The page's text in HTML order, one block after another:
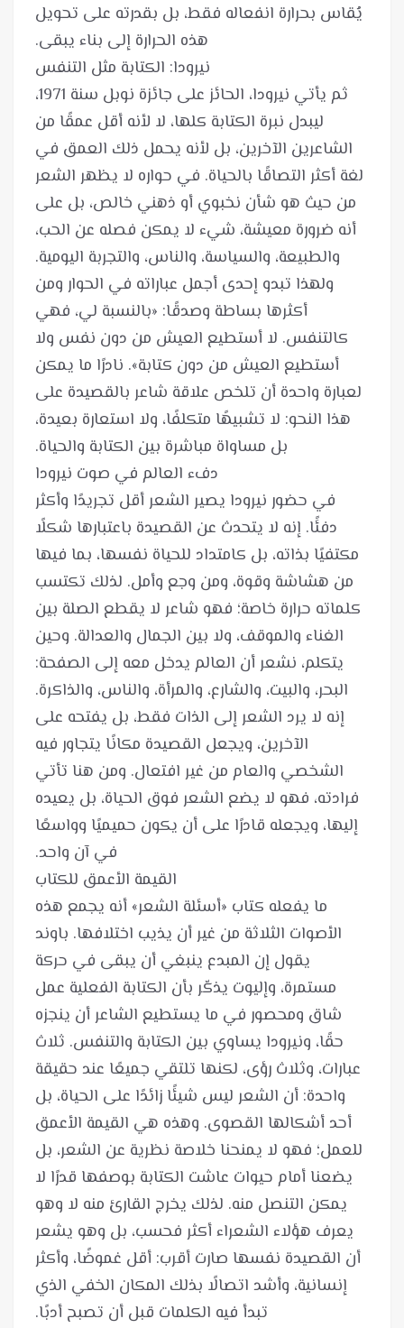
يُقاس بحرارة انفعاله فقط، بل بقدرته على تحويل
ثم يأتي نيرودا، الحائز على جائزة نوبل سنة 1971،
ليبدل نبرة الكتابة كلها، لا لأنه أقل عمقًا من
الشاعرين الآخرين، بل لأنه يحمل ذلك العمق في
لغة أكثر التصاقًا بالحياة. في حواره لا يظهر الشعر
من حيث هو شأن نخبوي أو ذهني خالص، بل على
أنه ضرورة معيشة، شيء لا يمكن فصله عن الحب،
والطبيعة، والسياسة، والناس، والتجربة اليومية.
ولهذا تبدو إحدى أجمل عباراته في الحوار ومن
أكثرها بساطة وصدقًا: «بالنسبة لي، فهي
كالتنفس. لا أستطيع العيش من دون نفس ولا
أستطيع العيش من دون كتابة». نادرًا ما يمكن
لعبارة واحدة أن تلخص علاقة شاعر بالقصيدة على
هذا النحو: لا تشبيهًا متكلفًا، ولا استعارة بعيدة،
في حضور نيرودا يصير الشعر أقل تجريدًا وأكثر
دفئًا. إنه لا يتحدث عن القصيدة باعتبارها شكلًا
مكتفيًا بذاته، بل كامتداد للحياة نفسها، بما فيها
من هشاشة وقوة، ومن وجع وأمل. لذلك تكتسب
كلماته حرارة خاصة؛ فهو شاعر لا يقطع الصلة بين
الغناء والموقف، ولا بين الجمال والعدالة. وحين
يتكلم، نشعر أن العالم يدخل معه إلى الصفحة:
البحر، والبيت، والشارع، والمرأة، والناس، والذاكرة.
إنه لا يرد الشعر إلى الذات فقط، بل يفتحه على
الآخرين، ويجعل القصيدة مكانًا يتجاور فيه
الشخصي والعام من غير افتعال. ومن هنا تأتي
فرادته، فهو لا يضع الشعر فوق الحياة، بل يعيده
إليها، ويجعله قادرًا على أن يكون حميميًا وواسعًا
ما يفعله كتاب «أسئلة الشعر» أنه يجمع هذه
الأصوات الثلاثة من غير أن يذيب اختلافها. باوند
يقول إن المبدع ينبغي أن يبقى في حركة
مستمرة، وإليوت يذكّر بأن الكتابة الفعلية عمل
شاق ومحصور في ما يستطيع الشاعر أن ينجزه
حقًا، ونيرودا يساوي بين الكتابة والتنفس. ثلاث
عبارات، وثلاث رؤى، لكنها تلتقي جميعًا عند حقيقة
واحدة: أن الشعر ليس شيئًا زائدًا على الحياة، بل
أحد أشكالها القصوى. وهذه هي القيمة الأعمق
للعمل؛ فهو لا يمنحنا خلاصة نظرية عن الشعر، بل
يضعنا أمام حيوات عاشت الكتابة بوصفها قدرًا لا
يمكن التنصل منه. لذلك يخرج القارئ منه لا وهو
يعرف هؤلاء الشعراء أكثر فحسب، بل وهو يشعر
أن القصيدة نفسها صارت أقرب: أقل غموضًا، وأكثر
إنسانية، وأشد اتصالًا بذلك المكان الخفي الذي
تبدأ فيه الكلمات قبل أن تصبح أدبًا.